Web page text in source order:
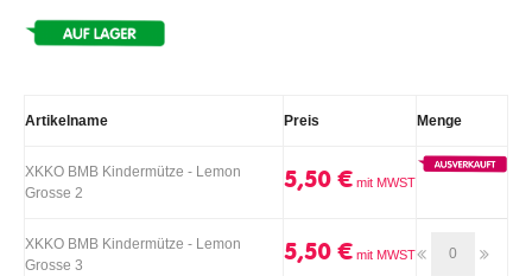
Artikelname Preis Menge
XKKO BMB Kindermütze - Lemon
Grosse 2
5,50 €
XKKO BMB Kindermütze - Lemon
Grosse 3
5,50 €